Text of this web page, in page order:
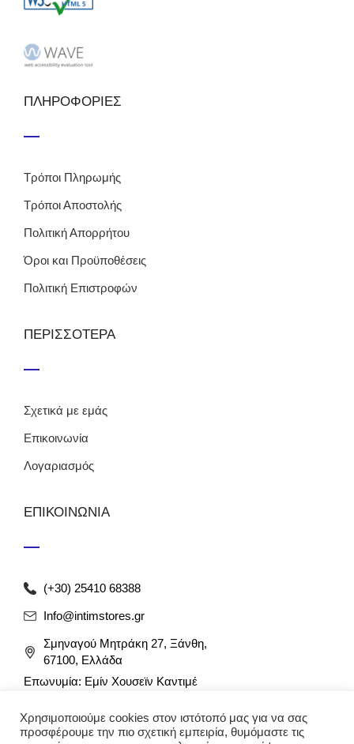
ΠΛΗΡΟΦΟΡΙΕΣ
Τρόποι Πληρωμής
Τρόποι Αποστολής
Πολιτική Απορρήτου
Όροι και Προϋποθέσεις
Πολιτική Επιστροφών
ΠΕΡΙΣΣΟΤΕΡΑ
Σχετικά με εμάς
Επικοινωνία
Λογαριασμός
ΕΠΙΚΟΙΝΩΝΙΑ
(+30) 25410 68388
Info@intimstores.gr
Σμηναγού Μητράκη 27, Ξάνθη,
67100, Ελλάδα
Επωνυμία: Εμίν Χουσεϊν Καντιμέ
Αρ. Γ.Ε.ΜΗ: 012349946000
Χρησιμοποιούμε cookies στον ιστότοπό μας για να σας
προσφέρουμε την πιο σχετική εμπειρία, θυμόμαστε τις